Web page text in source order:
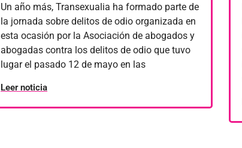
Un año más, Transexualia ha formado parte de
la jornada sobre delitos de odio organizada en
esta ocasión por la Asociación de abogados y
abogadas contra los delitos de odio que tuvo
lugar el pasado 12 de mayo en las
Leer noticia